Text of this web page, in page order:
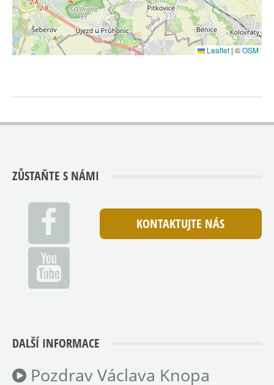
Leaflet | ©OSM
ZŮSTAŇTE S NÁMI
KONTAKTUJTE NÁS
DALŠÍ INFORMACE
Pozdrav Václava Knopa